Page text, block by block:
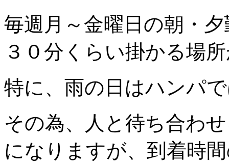
毎週月～金曜日の朝・
３０分くらい掛かる場
特に、雨の日はハンパ
その為、人と待ち合わ
になりますが、到着時